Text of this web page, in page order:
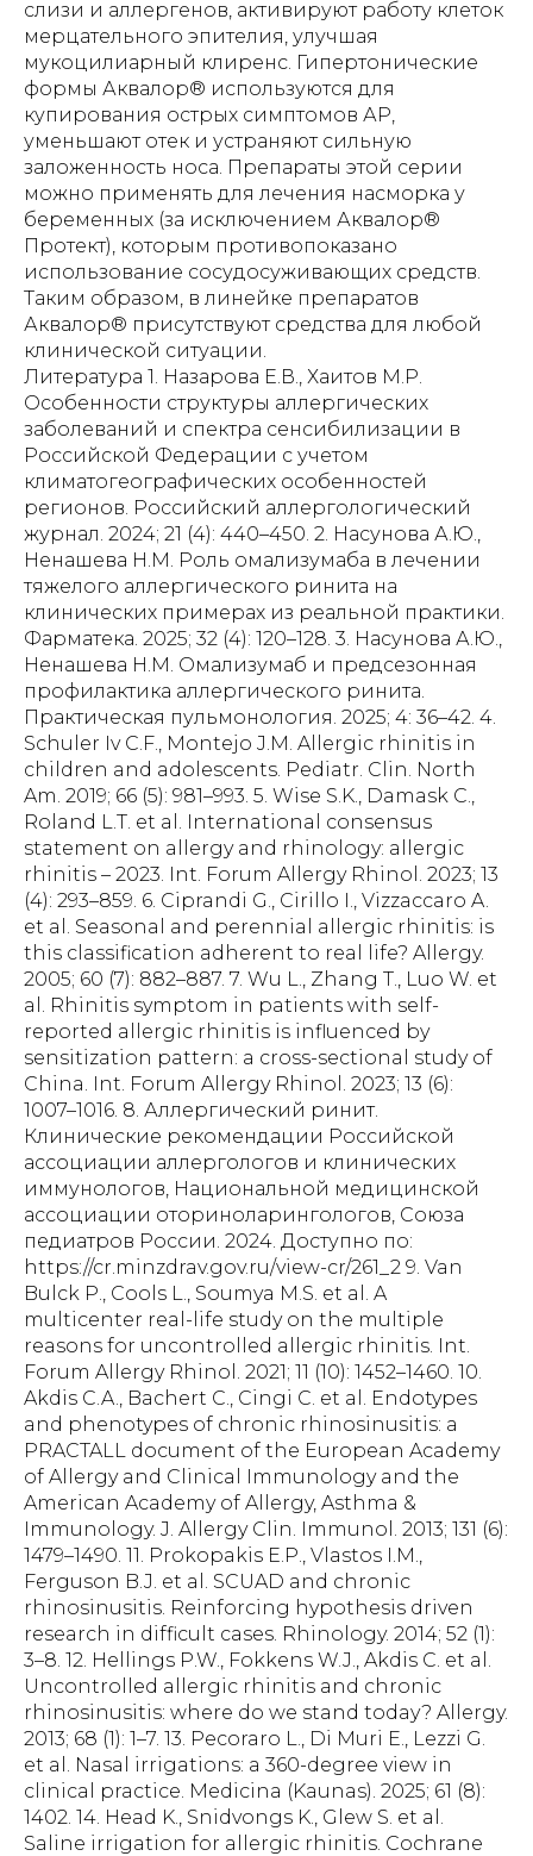
Литература 1. Назарова Е.В., Хаитов М.Р.
Особенности структуры аллергических
заболеваний и спектра сенсибилизации в
Российской Федерации с учетом
климатогеографических особенностей
регионов. Российский аллергологический
журнал. 2024; 21 (4): 440–450. 2. Насунова А.Ю.,
Ненашева Н.М. Роль омализумаба в лечении
тяжелого аллергического ринита на
клинических примерах из реальной практики.
Фарматека. 2025; 32 (4): 120–128. 3. Насунова А.Ю.,
Ненашева Н.М. Омализумаб и предсезонная
профилактика аллергического ринита.
Практическая пульмонология. 2025; 4: 36–42. 4.
Schuler Iv C.F., Montejo J.M. Allergic rhinitis in
children and adolescents. Pediatr. Clin. North
Am. 2019; 66 (5): 981–993. 5. Wise S.K., Damask C.,
Roland L.T. et al. International consensus
statement on allergy and rhinology: allergic
rhinitis – 2023. Int. Forum Allergy Rhinol. 2023; 13
(4): 293–859. 6. Ciprandi G., Cirillo I., Vizzaccaro A.
et al. Seasonal and perennial allergic rhinitis: is
this classification adherent to real life? Allergy.
2005; 60 (7): 882–887. 7. Wu L., Zhang T., Luo W. et
al. Rhinitis symptom in patients with self-
reported allergic rhinitis is influenced by
sensitization pattern: a cross-sectional study of
China. Int. Forum Allergy Rhinol. 2023; 13 (6):
1007–1016. 8. Аллергический ринит.
Клинические рекомендации Российской
ассоциации аллергологов и клинических
иммунологов, Национальной медицинской
ассоциации оториноларингологов, Союза
педиатров России. 2024. Доступно по:
https://cr.minzdrav.gov.ru/view-cr/261_2 9. Van
Bulck P., Cools L., Soumya M.S. et al. A
multicenter real-life study on the multiple
reasons for uncontrolled allergic rhinitis. Int.
Forum Allergy Rhinol. 2021; 11 (10): 1452–1460. 10.
Akdis C.A., Bachert C., Cingi C. et al. Endotypes
and phenotypes of chronic rhinosinusitis: a
PRACTALL document of the European Academy
of Allergy and Clinical Immunology and the
American Academy of Allergy, Asthma &
Immunology. J. Allergy Clin. Immunol. 2013; 131 (6):
1479–1490. 11. Prokopakis E.P., Vlastos I.M.,
Ferguson B.J. et al. SCUAD and chronic
rhinosinusitis. Reinforcing hypothesis driven
research in difficult cases. Rhinology. 2014; 52 (1):
3–8. 12. Hellings P.W., Fokkens W.J., Akdis C. et al.
Uncontrolled allergic rhinitis and chronic
rhinosinusitis: where do we stand today? Allergy.
2013; 68 (1): 1–7. 13. Pecoraro L., Di Muri E., Lezzi G.
et al. Nasal irrigations: a 360-degree view in
clinical practice. Medicina (Kaunas). 2025; 61 (8):
1402. 14. Head K., Snidvongs K., Glew S. et al.
Saline irrigation for allergic rhinitis. Cochrane